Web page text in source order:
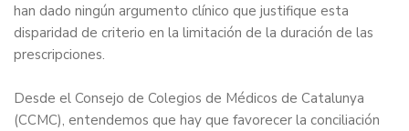
han dado ningún argumento clínico que justifique esta
disparidad de criterio en la limitación de la duración de las
prescripciones.
Desde el Consejo de Colegios de Médicos de Catalunya
(CCMC), entendemos que hay que favorecer la conciliación